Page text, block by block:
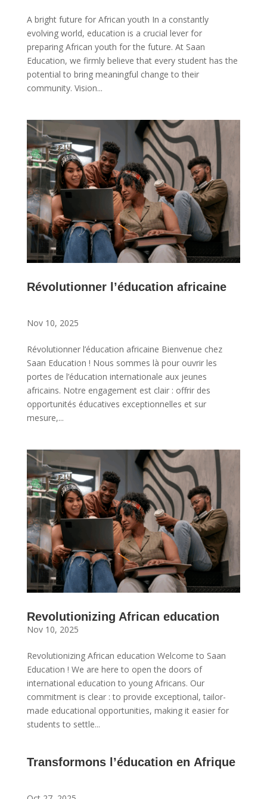
A bright future for African youth In a constantly
evolving world, education is a crucial lever for
preparing African youth for the future. At Saan
Education, we firmly believe that every student has the
potential to bring meaningful change to their
community. Vision...
Révolutionner l’éducation africaine
Nov 10, 2025
Révolutionner l’éducation africaine Bienvenue chez
Saan Education ! Nous sommes là pour ouvrir les
portes de l’éducation internationale aux jeunes
africains. Notre engagement est clair : offrir des
opportunités éducatives exceptionnelles et sur
mesure,...
Revolutionizing African education
Nov 10, 2025
Revolutionizing African education Welcome to Saan
Education ! We are here to open the doors of
international education to young Africans. Our
commitment is clear : to provide exceptional, tailor-
made educational opportunities, making it easier for
students to settle...
Transformons l’éducation en Afrique